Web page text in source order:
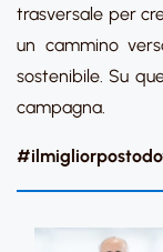
trasversale per
un cammino
sostenibile. Su
campagna.